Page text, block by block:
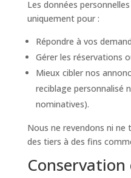
Les données
uniquement pour :
Répondre à vos
Gérer les réservations
Mieux cibler nos
reciblage personnalisé
nominatives).
Nous ne revendons ni
des tiers à des fins
Conservation